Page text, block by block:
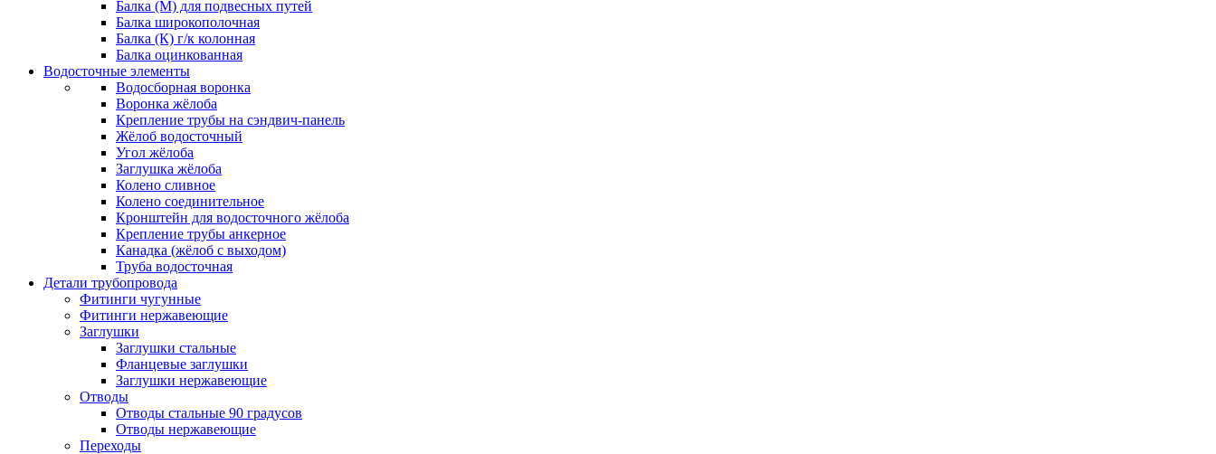
Балка (М) для подвесных путей
Балка широкополочная
Балка (К) г/к колонная
Балка оцинкованная
Водосточные элементы
Водосборная воронка
Воронка жёлоба
Крепление трубы на сэндвич-панель
Жёлоб водосточный
Угол жёлоба
Заглушка жёлоба
Колено сливное
Колено соединительное
Кронштейн для водосточного жёлоба
Крепление трубы анкерное
Канадка (жёлоб с выходом)
Труба водосточная
Детали трубопровода
Фитинги чугунные
Фитинги нержавеющие
Заглушки
Заглушки стальные
Фланцевые заглушки
Заглушки нержавеющие
Отводы
Отводы стальные 90 градусов
Отводы нержавеющие
Переходы